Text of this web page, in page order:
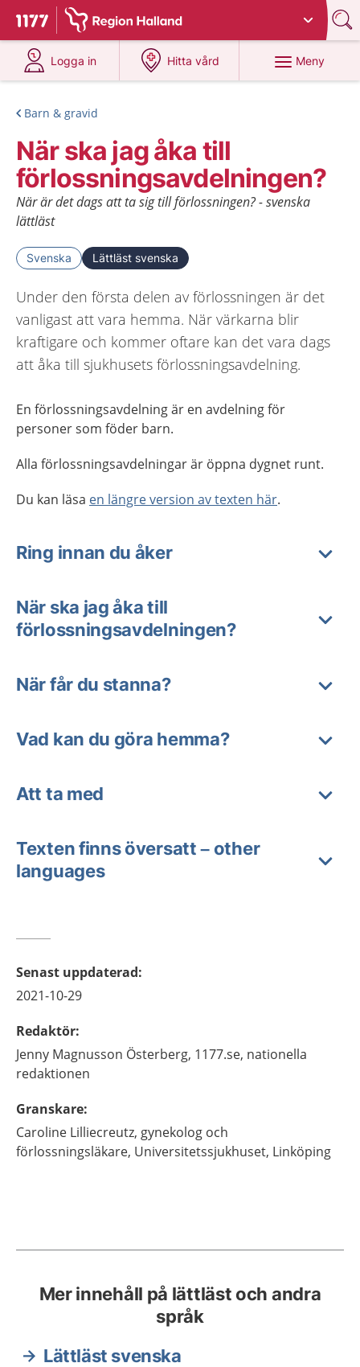
Till startsidan för 1177
Du har valt region Halland
Logga in
på 1177.se
Hitta vård
på 1177.se
Meny
Barn & gravid
När ska jag åka till
förlossningsavdelningen?
När är det dags att ta sig till förlossningen? - svenska
lättläst
Svenska Lättläst svenska
Under den första delen av förlossningen är det
vanligast att vara hemma. När värkarna blir
kraftigare och kommer oftare kan det vara dags
att åka till sjukhusets förlossningsavdelning.
En förlossningsavdelning är en avdelning för
personer som föder barn.
Alla förlossningsavdelningar är öppna dygnet runt.
Du kan läsa en längre version av texten här.
Ring innan du åker
När ska jag åka till
förlossningsavdelningen?
När får du stanna?
Vad kan du göra hemma?
Att ta med
Texten finns översatt – other
languages
Senast uppdaterad:
2021-10-29
Redaktör:
Jenny Magnusson Österberg, 1177.se, nationella
redaktionen
Granskare:
Caroline Lilliecreutz, gynekolog och
förlossningsläkare, Universitetssjukhuset, Linköping
Mer innehåll på lättläst och andra
språk
Lättläst svenska